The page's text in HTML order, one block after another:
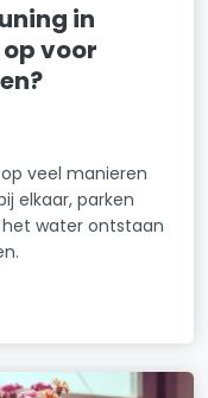
in
voor
veel manieren
elkaar, parken
water ontstaan